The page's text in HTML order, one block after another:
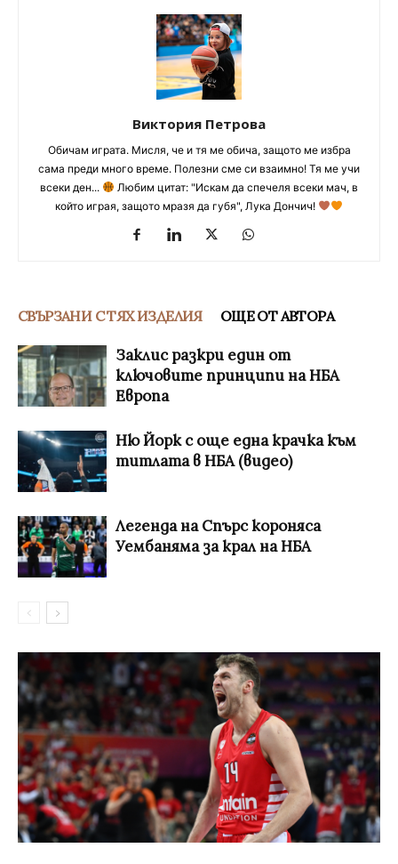
Виктория Петрова
Обичам играта. Мисля, че и тя ме обича, защото ме избра
сама преди много време. Полезни сме си взаимно! Тя ме учи
всеки ден...
Любим цитат: "Искам да спечеля всеки мач, в
който играя, защото мразя да губя", Лука Дончич!
СВЪРЗАНИ С ТЯХ ИЗДЕЛИЯ ОЩЕ ОТ АВТОРА
Заклис разкри един от
ключовите принципи на НБА
Европа
Ню Йорк с още една крачка към
титлата в НБА (видео)
Легенда на Спърс короняса
Уембаняма за крал на НБА